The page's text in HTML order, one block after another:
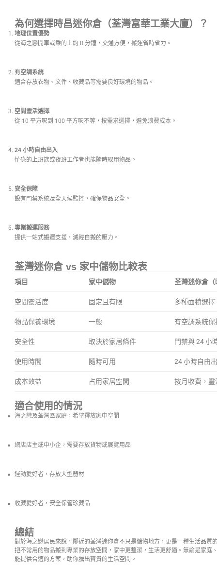
為何選擇時昌迷你倉（荃灣富華工業大廈）？
地理位置優勢
從海之戀開車或乘的士約 8 分鐘，交通方便，搬運省時省力。
有空調系統
適合存放衣物、文件、收藏品等需要良好環境的物品。
空間靈活選擇
從 10 平方呎到 100 平方呎不等，按需求選擇，避免浪費成本。
24 小時自由出入
忙碌的上班族或夜班工作者也能隨時取用物品。
安全保障
設有門禁系統及全天候監控，確保物品安全。
專業搬運服務
提供一站式搬運支援，減輕自搬的壓力。
荃灣迷你倉 vs 家中儲物比較表
項目 家中儲物 荃灣迷你倉（
空間靈活度 固定且有限 多種面積選擇
物品保養環境 一般 有空調系統
安全性 取決於家居條件 門禁與 24 小
使用時間 隨時可用 24 小時自由
成本效益 占用家居空間 按月收費，靈
適合使用的情況
海之戀及荃灣區家庭，希望釋放家中空間
網店店主或中小企，需要存放貨物或展覽用品
運動愛好者，存放大型器材
收藏愛好者，安全保管珍藏品
總結
對於海之戀居民來說，鄰近的荃灣迷你倉不只是儲物地方，更是一種生活品質
把不常用的物品搬到專業的存放空間，家中更整潔，生活更舒適。無論是家庭
能提供合適的方案，助你騰出寶貴的生活空間。